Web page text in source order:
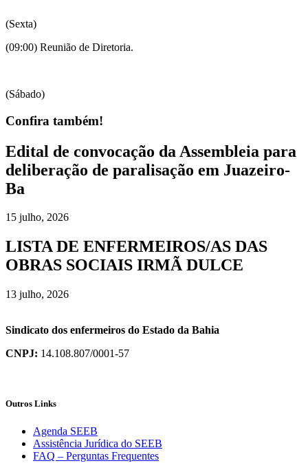
(Sexta)
(09:00) Reunião de Diretoria.
(Sábado)
Confira também!
Edital de convocação da Assembleia para
deliberação de paralisação em Juazeiro-
Ba
15 julho, 2026
LISTA DE ENFERMEIROS/AS DAS
OBRAS SOCIAIS IRMÃ DULCE
13 julho, 2026
Sindicato dos enfermeiros do Estado da Bahia
CNPJ: 14.108.807/0001-57
Outros Links
Agenda SEEB
Assistência Jurídica do SEEB
FAQ – Perguntas Frequentes